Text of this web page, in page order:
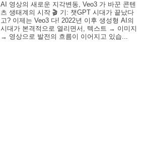
AI 영상의 새로운 지각변동, Veo3 가 바꾼 콘텐
츠 생태계의 시작 🎬 기: 챗GPT 시대가 끝났다
고? 이제는 Veo3 다! 2022년 이후 생성형 AI의
시대가 본격적으로 열리면서, 텍스트 → 이미지
→ 영상으로 발전의 흐름이 이어지고 있습...